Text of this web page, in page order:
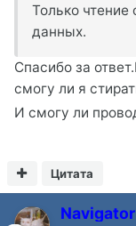
Только
данных.
Спасибо за
смогу ли я
И смогу ли
Цитата
Navigator